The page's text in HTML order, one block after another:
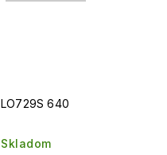
LO729S 640
Skladom